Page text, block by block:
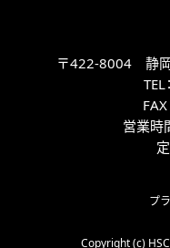
〒422-8004 静
TEL：
FAX
営業時
プ
Copyright (c)